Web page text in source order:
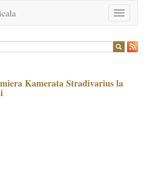
Toggle
navigation
Kamerata Stradivarius la